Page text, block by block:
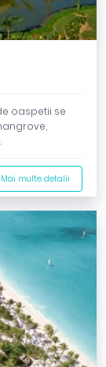
oaspetii se
Mai multe detalii